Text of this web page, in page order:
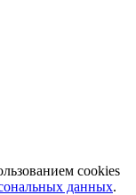
cookies
данных.